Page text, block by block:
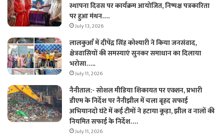
स्थापना दिवस पर कार्यक्रम आयोजित, निष्पक्ष पत्रकारिता
पर हुआ मंथन….
July 13, 2026
लालकुआँ में दीपेंद्र सिंह कोश्यारी ने किया जनसंवाद,
क्षेत्रवासियों की समस्याएं सुनकर समाधान का दिलाया
भरोसा…..
July 11, 2026
नैनीताल:- सोशल मीडिया शिकायत पर एक्शन, प्रभारी
डीएम के निर्देश पर नैनीझील में चला बृहद सफाई
अभियानदो घंटे में कई टीमों ने हटाया कूड़ा, झील व नालों की
नियमित सफाई के निर्देश….
July 11, 2026